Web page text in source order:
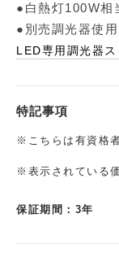
●白熱灯100W相
●別売調光器使
LED専用調光器ス
特記事項
※こちらは有資格
※表示されている
保証期間：3年